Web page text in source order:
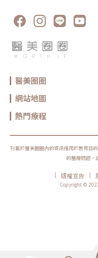
醫美圈圈
網站地圖
熱門療程
刊載於醫美圈圈內的資訊僅用於教育目
的醫療問題，
| 版權宣告 |
Copyright ©